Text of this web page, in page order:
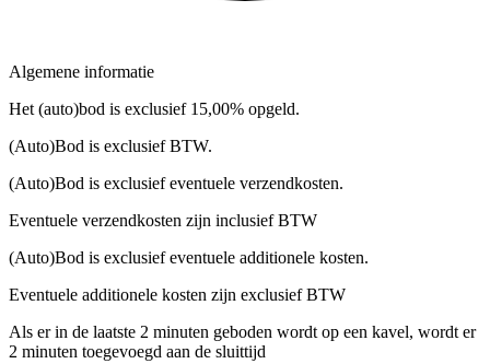
Algemene informatie
Het (auto)bod is exclusief 15,00% opgeld.
(Auto)Bod is exclusief BTW.
(Auto)Bod is exclusief eventuele verzendkosten.
Eventuele verzendkosten zijn inclusief BTW
(Auto)Bod is exclusief eventuele additionele kosten.
Eventuele additionele kosten zijn exclusief BTW
Als er in de laatste 2 minuten geboden wordt op een kavel, wordt er
2 minuten toegevoegd aan de sluittijd